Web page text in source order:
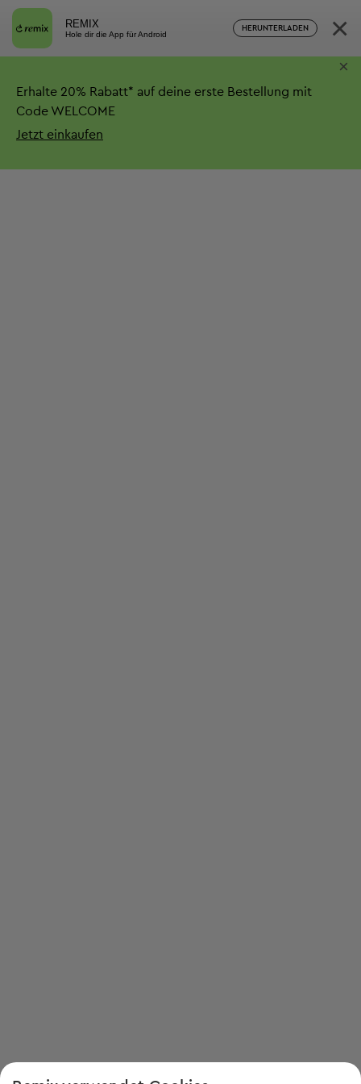
REMIX
Hole dir die App für Android
HERUNTERLADEN ×
Erhalte 20% Rabatt* auf deine erste Bestellung mit
Code WELCOME
Jetzt einkaufen
×